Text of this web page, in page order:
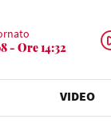
- Ore 14:32
VIDEO